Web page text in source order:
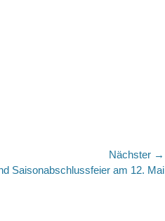
Nächster →
Saisonabschlussfeier am 12. Mai